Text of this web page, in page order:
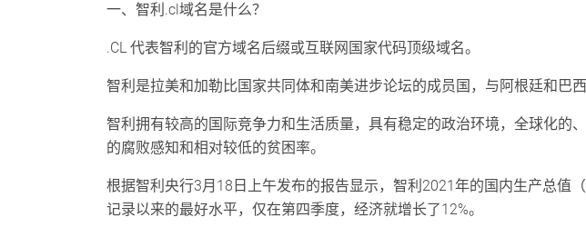
一、智利.cl域名是什么？
.CL 代表智利的官方域名后缀或互联网国家代码顶级域名。
智利是拉美和加勒比国家共同体和南美进步论坛的成员国，与阿根廷和巴西
智利拥有较高的国际竞争力和生活质量，具有稳定的政治环境，全球化的
的腐败感知和相对较低的贫困率。
根据智利央行3月18日上午发布的报告显示，智利2021年的国内生产总值
记录以来的最好水平，仅在第四季度，经济就增长了12%。